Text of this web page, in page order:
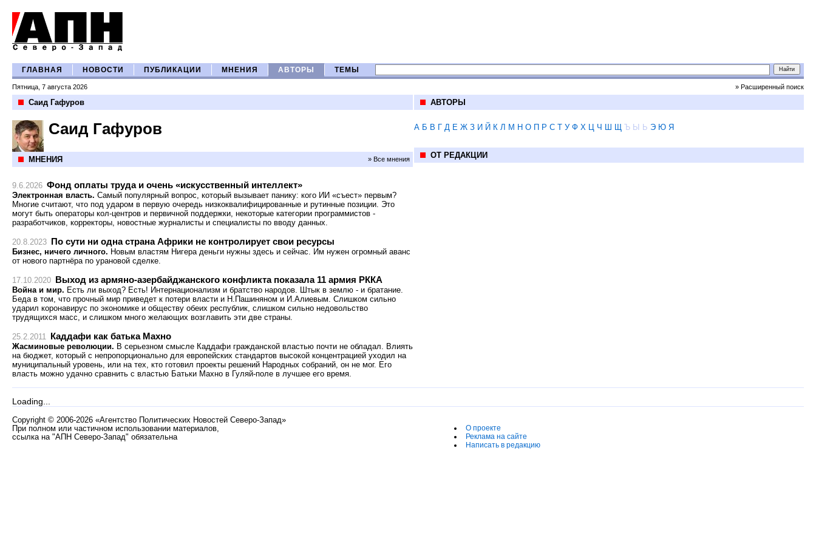
ГЛАВНАЯ НОВОСТИ ПУБЛИКАЦИИ МНЕНИЯ АВТОРЫ ТЕМЫ
Пятница, 7 августа 2026 » Расширенный поиск
Саид Гафуров
Саид Гафуров
МНЕНИЯ » Все мнения
9.6.2026 Фонд оплаты труда и очень «искусственный интеллект»
Электронная власть. Самый популярный вопрос, который вызывает панику: кого ИИ «съест» первым?
Многие считают, что под ударом в первую очередь низкоквалифицированные и рутинные позиции. Это
могут быть операторы кол-центров и первичной поддержки, некоторые категории программистов -
разработчиков, корректоры, новостные журналисты и специалисты по вводу данных.
20.8.2023 По сути ни одна страна Африки не контролирует свои ресурсы
Бизнес, ничего личного. Новым властям Нигера деньги нужны здесь и сейчас. Им нужен огромный аванс
от нового партнёра по урановой сделке.
17.10.2020 Выход из армяно-азербайджанского конфликта показала 11 армия РККА
Война и мир. Есть ли выход? Есть! Интернационализм и братство народов. Штык в землю - и братание.
Беда в том, что прочный мир приведет к потери власти и Н.Пашиняном и И.Алиевым. Слишком сильно
ударил коронавирус по экономике и обществу обеих республик, слишком сильно недовольство
трудящихся масс, и слишком много желающих возглавить эти две страны.
25.2.2011 Каддафи как батька Махно
Жасминовые революции. В серьезном смысле Каддафи гражданской властью почти не обладал. Влиять
на бюджет, который с непропорционально для европейских стандартов высокой концентрацией уходил на
муниципальный уровень, или на тех, кто готовил проекты решений Народных собраний, он не мог. Его
власть можно удачно сравнить с властью Батьки Махно в Гуляй-поле в лучшее его время.
АВТОРЫ
А Б В Г Д Е Ж З И Й К Л М Н О П Р С Т У Ф Х Ц Ч Ш Щ Ъ Ы Ь Э Ю Я
ОТ РЕДАКЦИИ
Loading...
Copyright © 2006-2026 «Агентство Политических Новостей Северо-Запад»
При полном или частичном использовании материалов,
ссылка на "АПН Северо-Запад" обязательна
О проекте
Реклама на сайте
Написать в редакцию